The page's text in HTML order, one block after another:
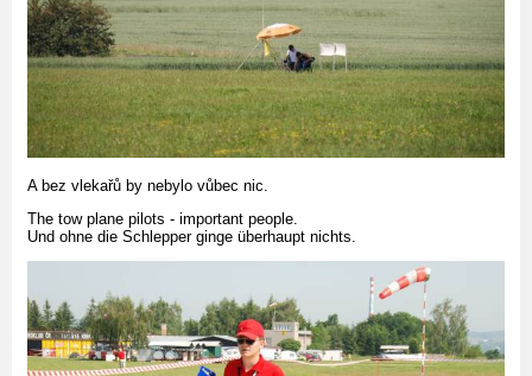
A bez vlekařů by nebylo vůbec nic.
The tow plane pilots - important people.
Und ohne die Schlepper ginge überhaupt nichts.